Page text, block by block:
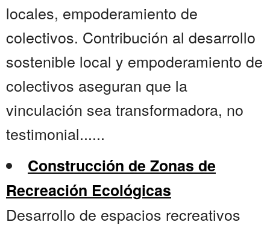
locales, empoderamiento de
colectivos. Contribución al desarrollo
sostenible local y empoderamiento de
colectivos aseguran que la
vinculación sea transformadora, no
testimonial......
Construcción de Zonas de
Recreación Ecológicas
Desarrollo de espacios recreativos